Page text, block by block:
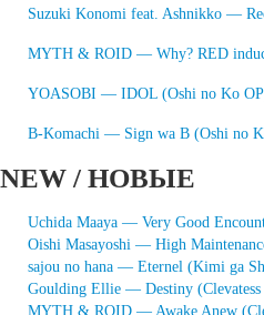
Suzuki Konomi feat. Ashnikko —
MYTH & ROID — Why? RED
YOASOBI — IDOL (Oshi no Ko
B-Komachi — Sign wa B (Oshi no
NEW / НОВЫЕ
Uchida Maaya — Very Good
Oishi Masayoshi — High
sajou no hana — Eternel (Kimi ga
Goulding Ellie — Destiny (Clevatess
MYTH & ROID — Awake Anew